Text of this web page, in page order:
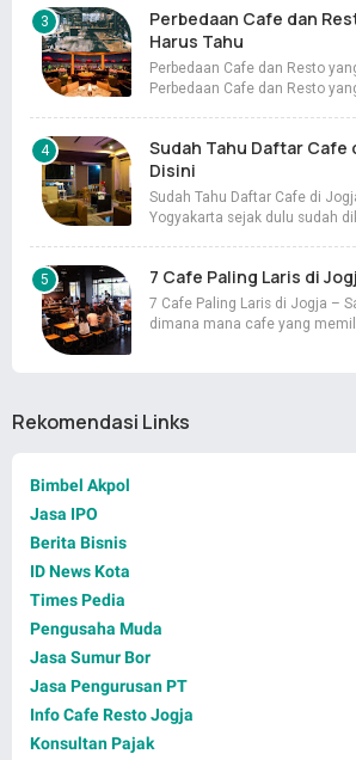
Perbedaan Cafe dan
Harus Tahu
Perbedaan Cafe dan Resto
Perbedaan Cafe dan Resto
Sudah Tahu Daftar Cafe
Disini
Sudah Tahu Daftar Cafe di
Yogyakarta sejak dulu sudah
7 Cafe Paling Laris di
7 Cafe Paling Laris di Jogja –
dimana mana cafe yang
Rekomendasi Links
Bimbel Akpol
Jasa IPO
Berita Bisnis
ID News Kota
Times Pedia
Pengusaha Muda
Jasa Sumur Bor
Jasa Pengurusan PT
Info Cafe Resto Jogja
Konsultan Pajak